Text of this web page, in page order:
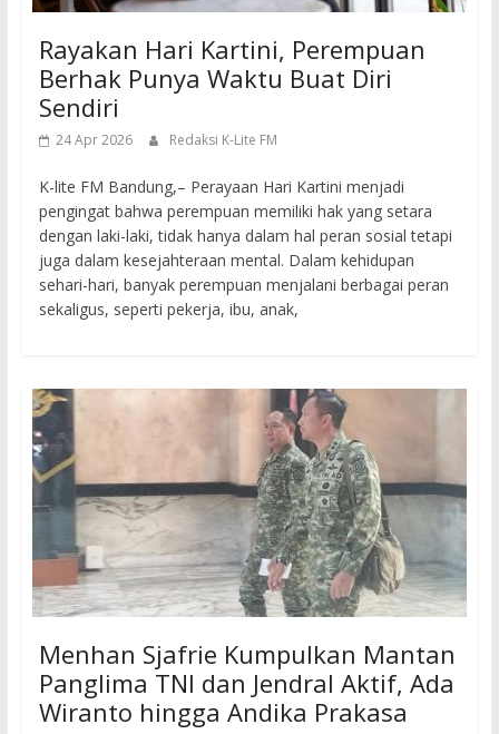
Rayakan Hari Kartini, Perempuan
Berhak Punya Waktu Buat Diri
Sendiri
24 Apr 2026 Redaksi K-Lite FM
K-lite FM Bandung,– Perayaan Hari Kartini menjadi
pengingat bahwa perempuan memiliki hak yang setara
dengan laki-laki, tidak hanya dalam hal peran sosial tetapi
juga dalam kesejahteraan mental. Dalam kehidupan
sehari-hari, banyak perempuan menjalani berbagai peran
sekaligus, seperti pekerja, ibu, anak,
Menhan Sjafrie Kumpulkan Mantan
Panglima TNI dan Jendral Aktif, Ada
Wiranto hingga Andika Prakasa